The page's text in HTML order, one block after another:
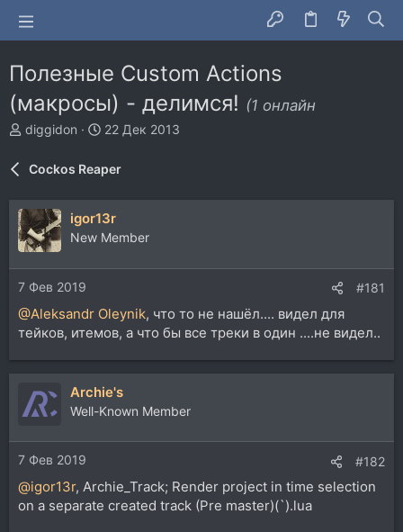
Полезные Custom Actions
(макросы) - делимся! (1 онлайн
А
т
р
т
е
м
diggidon
Д
н
а
ч
22 Дек 2013
Cockos Reaper
igor13r
New Member
7 Фев 2019 #181
@Aleksandr Oleynik, что то не нашёл.... видел для
тейков, итемов, а что бы все треки в один ....не видел..
Archie's
Well-Known Member
7 Фев 2019 #182
@igor13r, Archie_Track; Render project in time selection
on a separate created track (Pre master)(`).lua